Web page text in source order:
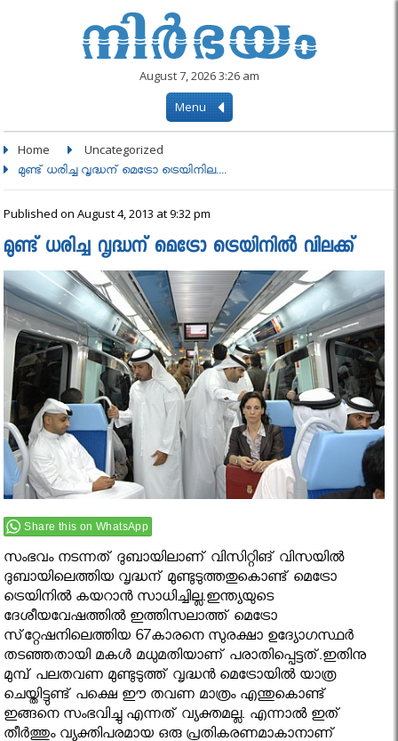
August 7, 2026 3:26 am
Menu
Home Uncategorized
മുണ്ട്‌ ധരിച്ച വൃദ്ധന് മെട്രോ ട്രെയിനില....
Published on August 4, 2013 at 9:32 pm
മുണ്ട്‌ ധരിച്ച വൃദ്ധന് മെട്രോ ട്രെയിനില്‍ വിലക്ക്
Share this on WhatsApp
സംഭവം നടന്നത് ദുബായിലാണ് വിസിറ്റിങ് വിസയില്‍
ദുബായിലെത്തിയ വൃദ്ധന് മുണ്ടുടുത്തതുകൊണ്ട് മെട്രോ
ട്രെയിനില്‍ കയറാന്‍ സാധിച്ചില്ല.ഇന്ത്യയുടെ
ദേശീയവേഷത്തില്‍ ഇത്തിസലാത്ത് മെട്രോ
സ്‌റ്റേഷനിലെത്തിയ 67കാരനെ സുരക്ഷാ ഉദ്യോഗസ്ഥര്‍
തടഞ്ഞതായി മകള്‍ മധുമതിയാണ് പരാതിപ്പെട്ടത്.ഇതിനു
മുമ്പ് പലതവണ മുണ്ടുടുത്ത് വൃദ്ധന്‍ മെട്രോയില്‍ യാത്ര
ചെയ്തിട്ടുണ്ട് പക്ഷെ ഈ തവണ മാത്രം എന്തുകൊണ്ട്
ഇങ്ങനെ സംഭവിച്ചു എന്നത് വ്യക്തമല്ല. എന്നാൽ ഇത്
തീര്‍ത്തും വ്യക്തിപരമായ ഒരു പ്രതികരണമാകാനാണ്